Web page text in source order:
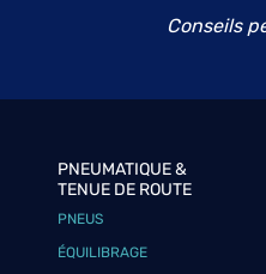
Conseils
PNEUMATIQUE &
TENUE DE ROUTE
PNEUS
ÉQUILIBRAGE